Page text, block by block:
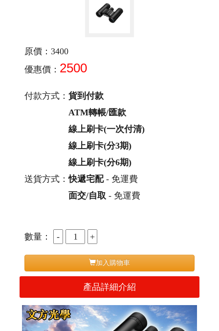
原價：3400
優惠價： 2500
付款方式： 貨到付款
ATM轉帳/匯款
線上刷卡(一次付清)
線上刷卡(分3期)
線上刷卡(分6期)
送貨方式：快遞宅配- 免運費
面交/自取 - 免運費
數量：
加入購物車
產品詳細介紹